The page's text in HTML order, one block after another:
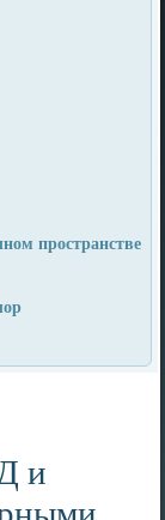
пространстве
и